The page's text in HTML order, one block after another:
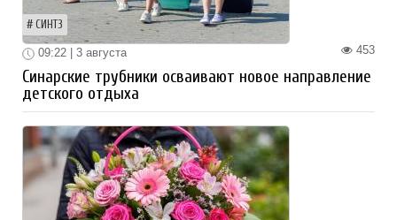
СИНТЗ
453
09:22 | 3 августа
Синарские трубники осваивают новое направление
детского отдыха